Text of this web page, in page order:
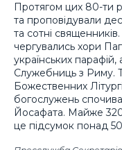
Протягом цих 80-ти
та проповідували
та сотні священників.
чергувались хори
українських
Служебниць з Риму.
Божественних
богослужень
Йосафата. Майже
це підсумок понад